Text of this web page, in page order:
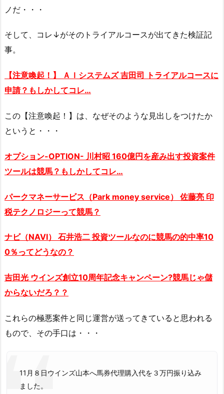
ノだ・・・
そして、コレ↓がそのトライアルコースが出てきた検証記
事。
【注意喚起！】 ＡＩシステムズ 吉田司 トライアルコースに
申請？もしかしてコレ…
この【注意喚起！】は、なぜそのような見出しをつけたか
というと・・・
オプション-OPTION- 川村昭 160億円を産み出す投資案件
ツールは競馬？もしかしてコレ…
パークマネーサービス（Park money service） 佐藤亮 印
税テクノロジーって競馬？
ナビ（NAVI） 石井浩二 投資ツールなのに競馬の的中率10
0％ってどうなの？
吉田光 ウインズ創立10周年記念キャンペーン?競馬じゃ儲
からないだろ？？
これらの極悪案件と同じ運営が送ってきていると思われる
もので、その手口は・・・
11月８日ウインズ山本へ馬券代理購入代を３万円振り込み
ました。